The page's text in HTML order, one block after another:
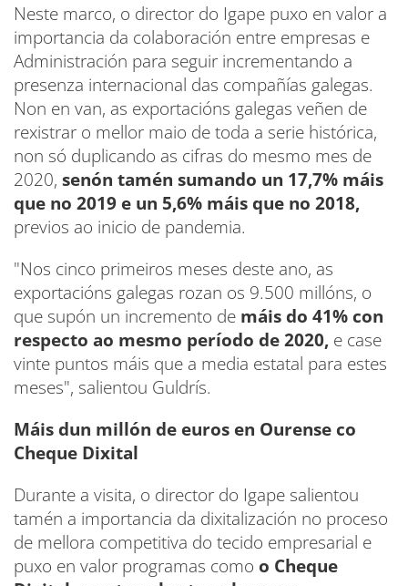
Neste marco, o director do Igape puxo en valor a
importancia da colaboración entre empresas e
Administración para seguir incrementando a
presenza internacional das compañías galegas.
Non en van, as exportacións galegas veñen de
rexistrar o mellor maio de toda a serie histórica,
non só duplicando as cifras do mesmo mes de
2020, senón tamén sumando un 17,7% máis
que no 2019 e un 5,6% máis que no 2018,
previos ao inicio de pandemia.
"Nos cinco primeiros meses deste ano, as
exportacións galegas rozan os 9.500 millóns, o
que supón un incremento de máis do 41% con
respecto ao mesmo período de 2020, e case
vinte puntos máis que a media estatal para estes
meses", salientou Guldrís.
Máis dun millón de euros en Ourense co
Cheque Dixital
Durante a visita, o director do Igape salientou
tamén a importancia da dixitalización no proceso
de mellora competitiva do tecido empresarial e
puxo en valor programas como o Cheque